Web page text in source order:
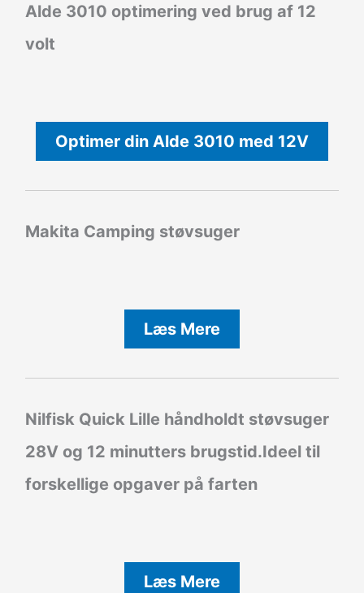
Alde 3010 optimering ved brug af 12
volt
Optimer din Alde 3010 med 12V
Makita Camping støvsuger
Læs Mere
Nilfisk Quick Lille håndholdt støvsuger
28V og 12 minutters brugstid.Ideel til
forskellige opgaver på farten
Læs Mere